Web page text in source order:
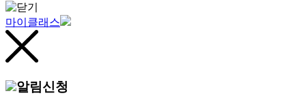
마이클래스
알림신청